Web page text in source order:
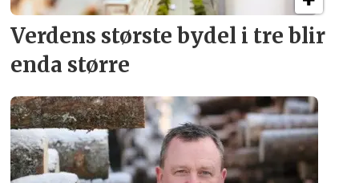
Verdens største bydel i tre blir
enda større